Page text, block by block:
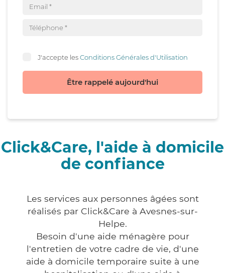
J'accepte lesConditions Générales d'Utilisation
Être rappelé aujourd'hui
Click&Care, l'aide à domicile
de confiance
Les services aux personnes âgées sont
réalisés par Click&Care à Avesnes-sur-
Helpe.
Besoin d'une aide ménagère pour
l'entretien de votre cadre de vie, d'une
aide à domicile temporaire suite à une